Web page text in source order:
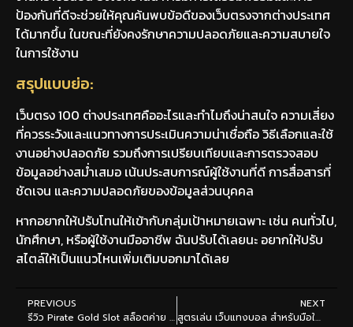
ป้องกันที่ดีจะช่วยให้คุณค้นพบข้อดีของเว็บตรงจากต่างประเทศ
ได้มากขึ้น ในขณะที่ยังคงรักษาความปลอดภัยและความสบายใจ
ในการใช้งาน
สรุปแบบย่อ:
เว็บตรง 100 ต่างประเทศคืออะไรและทำไมถึงน่าสนใจ ความเสี่ยง
ที่ควรระวังและแนวทางการประเมินความน่าเชื่อถือ วิธีเลือกและใช้
งานอย่างปลอดภัย รวมถึงการเปรียบเทียบและการตรวจสอบ
ข้อมูลอย่างสม่ำเสมอ เน้นประสบการณ์ผู้ใช้งานที่ดี การสื่อสารที่
ชัดเจน และความปลอดภัยของข้อมูลส่วนบุคคล
หากอยากให้ปรับโทนให้เข้ากับกลุ่มเป้าหมายเฉพาะ เช่น คนทั่วไป,
นักศึกษา, หรือผู้ใช้งานมืออาชีพ ฉันปรับได้เลยนะ อยากให้ปรับ
สไตล์ให้เป็นแนวไหนเพิ่มเติมบอกมาได้เลย
PREVIOUS
รีวิว Pirate Gold Slot สล็อตค่าย Pragmatic Play โจรสลัดพารวย
NEXT
สูตรเล่น เว็บแทงบอล สำหรับมือใหม่ แทงสูง หรือ ต่ำ แบบไหนดีกว่า